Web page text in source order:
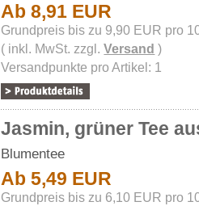
Ab 8,91 EUR
Grundpreis bis zu 9,90 EUR pro
( inkl. MwSt. zzgl.Versand )
Versandpunkte pro Artikel: 1
Jasmin, grüner Tee
Blumentee
Ab 5,49 EUR
Grundpreis bis zu 6,10 EUR pro